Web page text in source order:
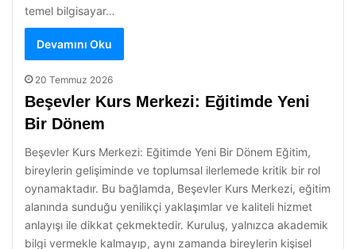
temel bilgisayar…
Devamını Oku
20 Temmuz 2026
Beşevler Kurs Merkezi: Eğitimde Yeni
Bir Dönem
Beşevler Kurs Merkezi: Eğitimde Yeni Bir Dönem Eğitim,
bireylerin gelişiminde ve toplumsal ilerlemede kritik bir rol
oynamaktadır. Bu bağlamda, Beşevler Kurs Merkezi, eğitim
alanında sunduğu yenilikçi yaklaşımlar ve kaliteli hizmet
anlayışı ile dikkat çekmektedir. Kuruluş, yalnızca akademik
bilgi vermekle kalmayıp, aynı zamanda bireylerin kişisel